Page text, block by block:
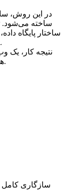
در این روش،
ساخته می‌شود.
ساختار پایگاه
سئو، به صورت اختصاصی کدنویسی می‌شوند.
نتیجه کار، یک
هویت برند و فرآیندهای سازمانی هماهنگ است.
• سازگاری کامل